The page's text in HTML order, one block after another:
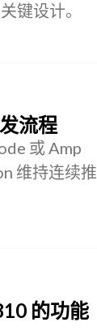
键设计。
流程
或 Amp
维持连续推
的功能